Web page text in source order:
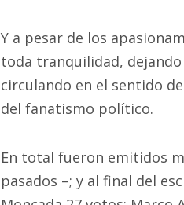
Y a pesar de los
toda tranquilidad,
circulando en el sentido
del fanatismo político.
En total fueron emitidos
pasados –; y al final del